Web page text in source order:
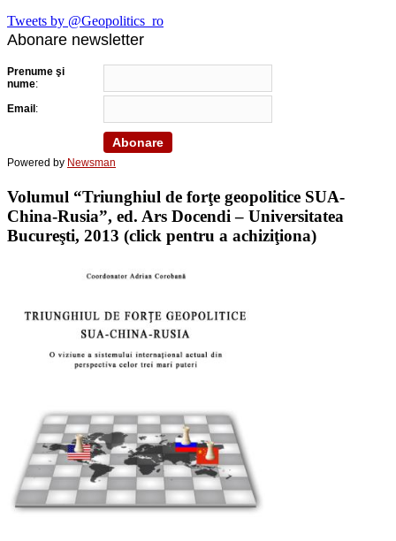
Tweets by @Geopolitics_ro
Abonare newsletter
Prenume şi
nume:
Email :
Powered by Newsman
Volumul “Triunghiul de forţe geopolitice SUA-
China-Rusia”, ed. Ars Docendi – Universitatea
Bucureşti, 2013 (click pentru a achiziţiona)